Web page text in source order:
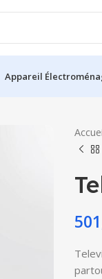
Appareil